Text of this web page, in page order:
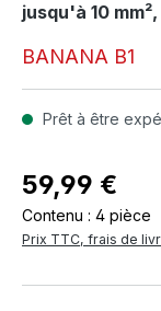
jusqu'à 10
BANANA B1
Prêt à être
59,99 €
Contenu : 4 pièce
Prix TTC, frais de